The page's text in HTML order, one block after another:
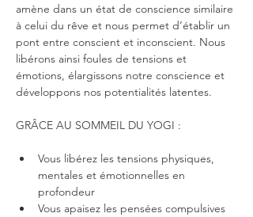
amène dans un état de conscience similaire
à celui du rêve et nous permet d’établir un
pont entre conscient et inconscient. Nous
libérons ainsi foules de tensions et
émotions, élargissons notre conscience et
développons nos potentialités latentes.
GRÂCE AU SOMMEIL DU YOGI :
Vous libérez les tensions physiques,
mentales et émotionnelles en
profondeur
Vous apaisez les pensées compulsives